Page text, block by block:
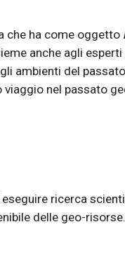
che ha come oggetto
anche agli
ambienti del
nel passato
ricerca
delle geo-